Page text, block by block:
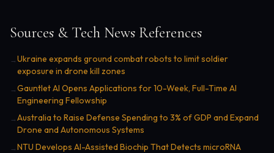
Sources & Tech News References
→ Ukraine expands ground combat robots to limit soldier
exposure in drone kill zones
→ Gauntlet AI Opens Applications for 10-Week, Full-Time AI
Engineering Fellowship
→ Australia to Raise Defense Spending to 3% of GDP and Expand
Drone and Autonomous Systems
→ NTU Develops AI-Assisted Biochip That Detects microRNA